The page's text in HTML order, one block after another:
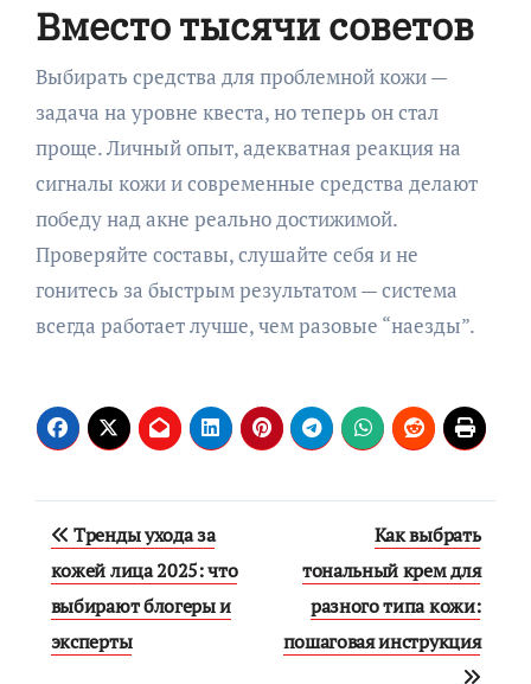
Вместо тысячи советов
Выбирать средства для проблемной кожи —
задача на уровне квеста, но теперь он стал
проще. Личный опыт, адекватная реакция на
сигналы кожи и современные средства делают
победу над акне реально достижимой.
Проверяйте составы, слушайте себя и не
гонитесь за быстрым результатом — система
всегда работает лучше, чем разовые “наезды”.
Навигация
по
записям
Тренды ухода за
кожей лица 2025: что
выбирают блогеры и
эксперты
Как выбрать
тональный крем для
разного типа кожи:
пошаговая инструкция